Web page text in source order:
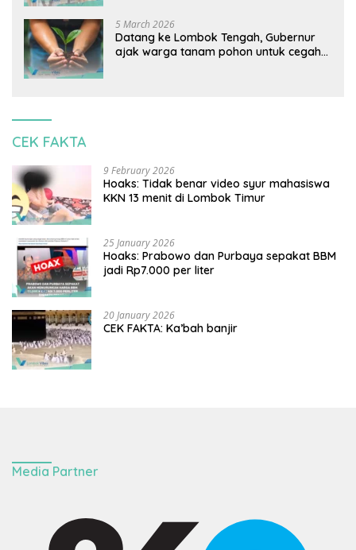
5 March 2026
Datang ke Lombok Tengah, Gubernur
ajak warga tanam pohon untuk cegah
CEK FAKTA
9 February 2026
Hoaks: Tidak benar video syur mahasiswa
KKN 13 menit di Lombok Timur
25 January 2026
Hoaks: Prabowo dan Purbaya sepakat BBM
jadi Rp7.000 per liter
20 January 2026
CEK FAKTA: Ka’bah banjir
Media Partner